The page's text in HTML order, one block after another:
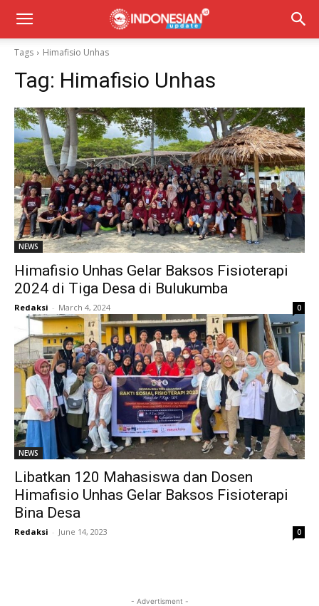
Tags Himafisio Unhas
Tag: Himafisio Unhas
NEWS
Himafisio Unhas Gelar Baksos Fisioterapi
2024 di Tiga Desa di Bulukumba
Redaksi - March 4, 2024 0
NEWS
Libatkan 120 Mahasiswa dan Dosen
Himafisio Unhas Gelar Baksos Fisioterapi
Bina Desa
Redaksi - June 14, 2023 0
- Advertisment -